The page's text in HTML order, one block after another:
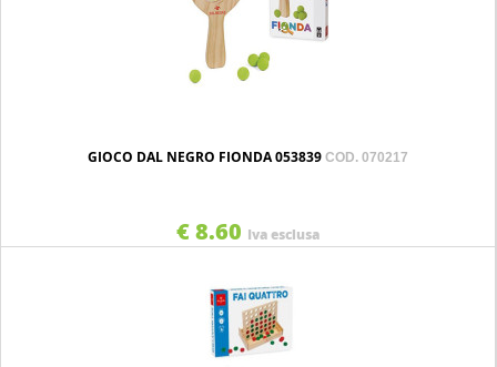
GIOCO DAL NEGRO FIONDA 053839 COD. 070217
€ 8.60 Iva esclusa